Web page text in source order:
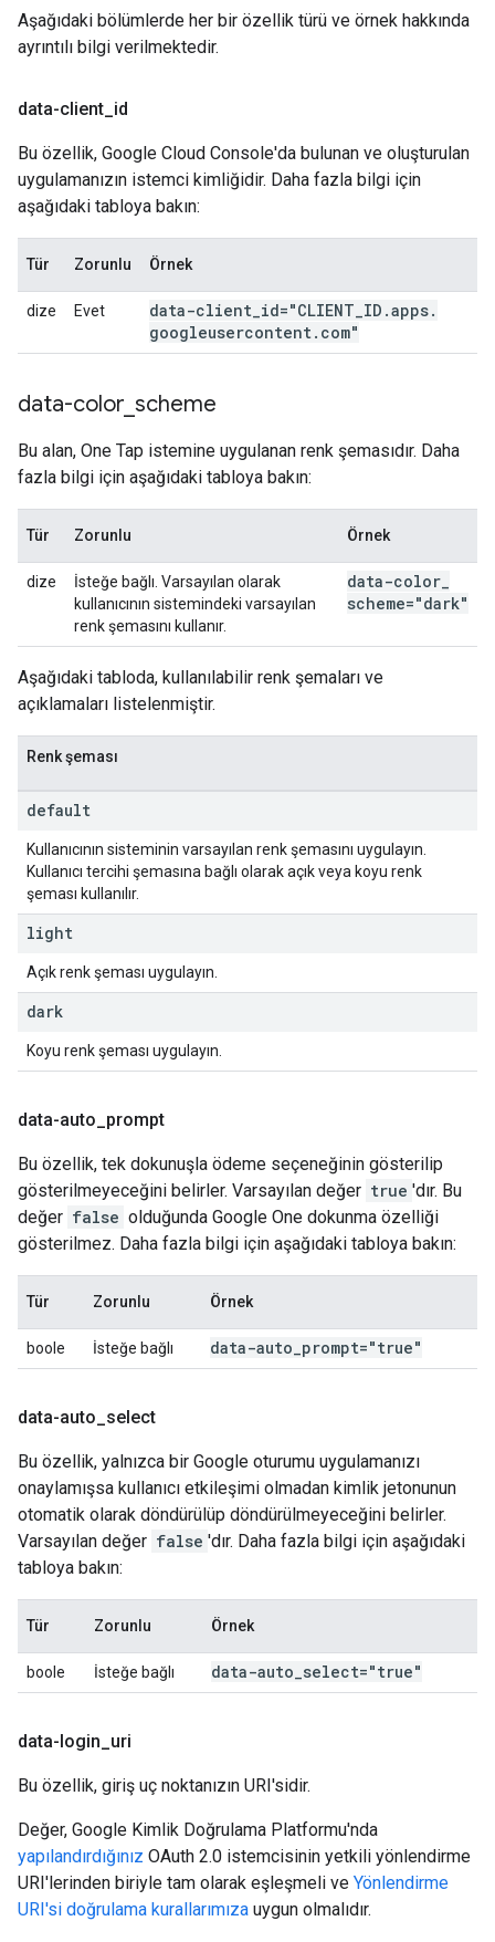
Aşağıdaki bölümlerde her bir özellik türü ve örnek hakkında
ayrıntılı bilgi verilmektedir.
data-client id
Bu özellik, Google Cloud Console'da bulunan ve oluşturulan
uygulamanızın istemci kimliğidir. Daha fazla bilgi için
aşağıdaki tabloya bakın:
Tür Zorunlu Örnek
dize Evet data-client id="CLIENT ID .apps.
googleusercontent. com"
data-color scheme
Bu alan, One Tap istemine uygulanan renk şemasıdır. Daha
fazla bilgi için aşağıdaki tabloya bakın:
Tür Zorunlu Örnek
dize
İsteğe bağlı. Varsayılan olarak
kullanıcının sistemindeki varsayılan
renk şemasını kullanır.
data-color
scheme="dark"
Aşağıdaki tabloda, kullanılabilir renk şemaları ve
açıklamaları listelenmiştir.
Renk şeması
default
Kullanıcının sisteminin varsayılan renk şemasını uygulayın.
Kullanıcı tercihi şemasına bağlı olarak açık veya koyu renk
şeması kullanılır.
light
Açık renk şeması uygulayın.
dark
Koyu renk şeması uygulayın.
data-auto prompt
Bu özellik, tek dokunuşla ödeme seçeneğinin gösterilip
gösterilmeyeceğini belirler. Varsayılan değer true 'dır. Bu
değer false olduğunda Google One dokunma özelliği
gösterilmez. Daha fazla bilgi için aşağıdaki tabloya bakın:
Tür Zorunlu Örnek
boole İsteğe bağlı data-auto prompt="true"
data-auto select
Bu özellik, yalnızca bir Google oturumu uygulamanızı
onaylamışsa kullanıcı etkileşimi olmadan kimlik jetonunun
otomatik olarak döndürülüp döndürülmeyeceğini belirler.
Varsayılan değer false 'dır. Daha fazla bilgi için aşağıdaki
tabloya bakın:
Tür Zorunlu Örnek
boole İsteğe bağlı data-auto select="true"
data-login uri
Bu özellik, giriş uç noktanızın URI'sidir.
Değer, Google Kimlik Doğrulama Platformu'nda
yapılandırdığınız OAuth 2.0 istemcisinin yetkili yönlendirme
URI'lerinden biriyle tam olarak eşleşmeli ve Yönlendirme
URI'si doğrulama kurallarımıza uygun olmalıdır.